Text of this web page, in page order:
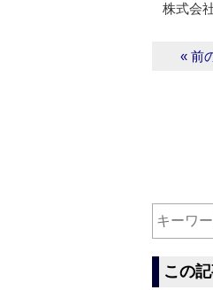
株式会
« 前
この